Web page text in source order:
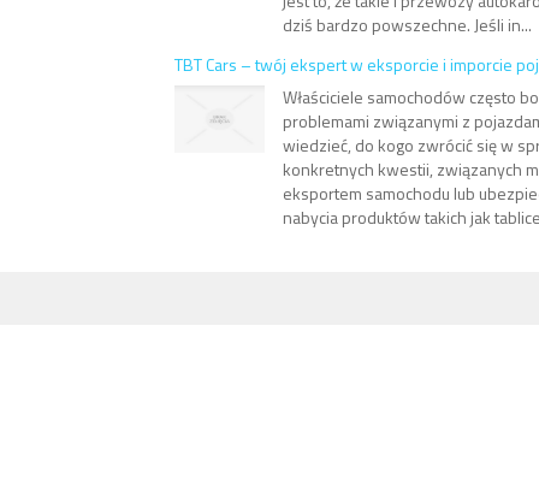
dziś bardzo powszechne. Jeśli in...
TBT Cars – twój ekspert w eksporcie i imporcie
Właściciele samochodów często
problemami związanymi z
wiedzieć, do kogo zwrócić się w
konkretnych kwestii, związanych
eksportem samochodu lub
nabycia produktów takich jak